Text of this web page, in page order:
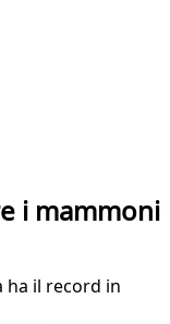
i mammoni
ha il record in